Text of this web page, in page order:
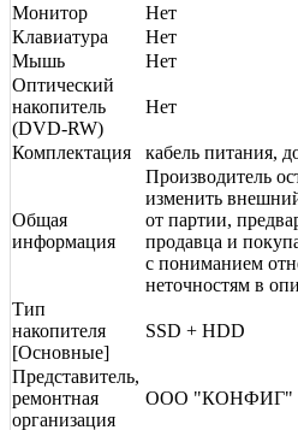
Монитор
Нет
Клавиатура
Нет
Мышь
Нет
Оптический
накопитель
(DVD-RW)
Нет
Комплектация кабель питания,
Общая
информация
Производитель
изменить
от партии,
продавца и
с пониманием
неточностям в
Тип
накопителя
[Основные]
SSD + HDD
Представитель,
ремонтная
организация
ООО "КОНФИГ"